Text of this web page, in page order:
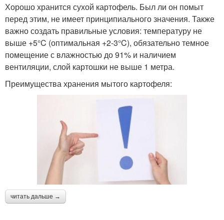
Хорошо хранится сухой картофель. Был ли он помыт
перед этим, не имеет принципиального значения. Также
важно создать правильные условия: температуру не
выше +5°C (оптимальная +2-3°C), обязательно темное
помещение с влажностью до 91% и наличием
вентиляции, слой картошки не выше 1 метра.
Преимущества хранения мытого картофеля:
читать дальше →